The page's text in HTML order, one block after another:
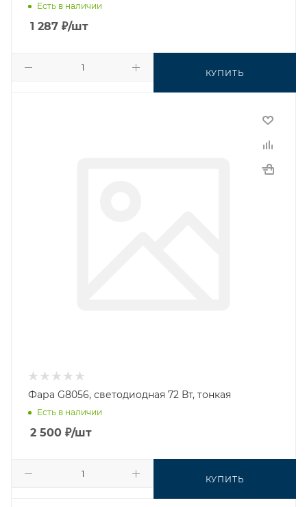
Есть в наличии
1 287 ₽/шт
КУПИТЬ
Фара G8056, светодиодная 72 Вт, тонкая
Есть в наличии
2 500 ₽/шт
КУПИТЬ